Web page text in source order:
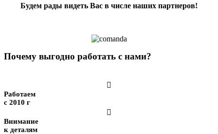
Будем рады видеть Вас в числе наших партнеров!
Почему выгодно работать с нами?

Работаем
с 2010 г

Внимание
к деталям